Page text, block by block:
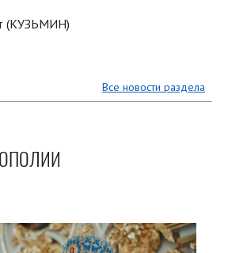
(КУЗЬМИН)
Все новости раздела